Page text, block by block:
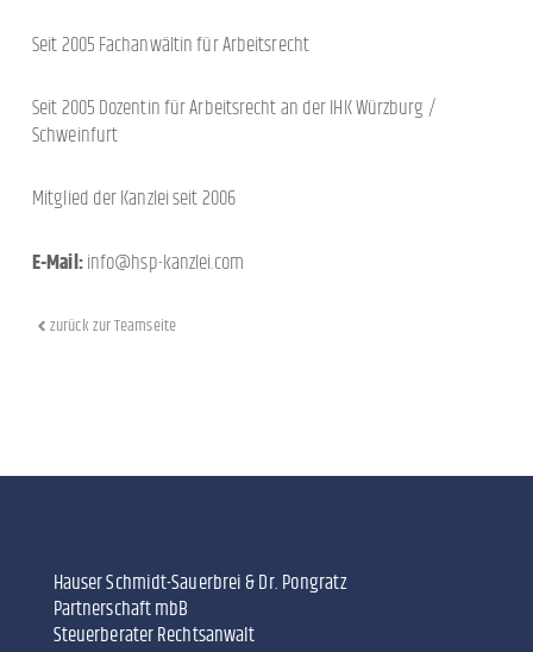
Seit 2005 Fachanwältin für Arbeitsrecht
Seit 2005 Dozentin für Arbeitsrecht an der IHK Würzburg /
Schweinfurt
Mitglied der Kanzlei seit 2006
E-Mail:info@hsp-kanzlei.com
zurück zur Teamseite
Hauser Schmidt-Sauerbrei & Dr. Pongratz
Partnerschaft mbB
Steuerberater Rechtsanwalt